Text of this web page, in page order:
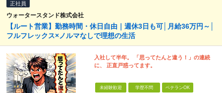
正社員
ウォータースタンド株式会社
【ルート営業】勤務時間・休日自由｜週休3日も可│月給36万円～│
フルフレックス×ノルマなしで理想の生活
入社して半年。 「思ってたんと違う！」の連続
に、 正直戸惑ってます。
未経験歓迎 学歴不問 ベテランOK